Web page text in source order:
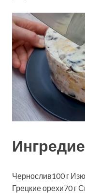
Чернослив100 г
Грецкие орехи70 г